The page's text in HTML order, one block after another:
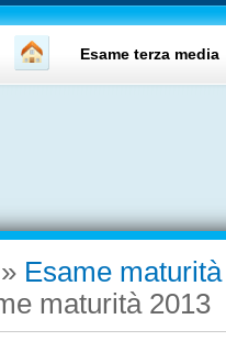
Esame terza media
Esame
maturità 2013